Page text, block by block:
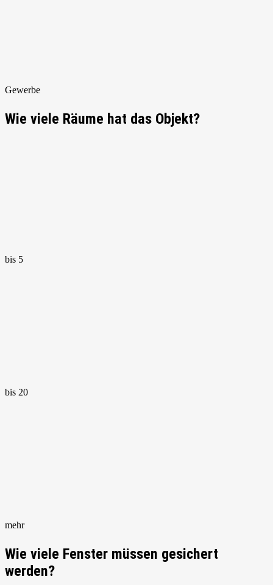
Gewerbe
Wie viele Räume hat das Objekt?
bis 5
bis 20
mehr
Wie viele Fenster müssen gesichert
werden?